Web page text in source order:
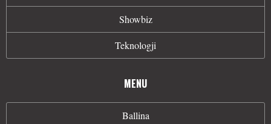
Showbiz
Teknologji
MENU
Ballina